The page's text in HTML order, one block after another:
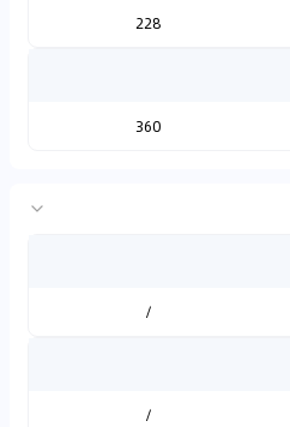
228
360
/
/